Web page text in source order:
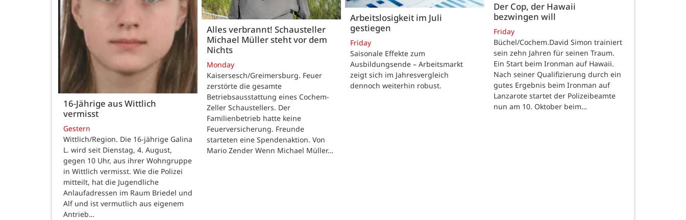
16-Jährige aus Wittlich
vermisst
Gestern
Wittlich/Region. Die 16-jährige Galina
L. wird seit Dienstag, 4. August,
gegen 10 Uhr, aus ihrer Wohngruppe
in Wittlich vermisst. Wie die Polizei
mitteilt, hat die Jugendliche
Anlaufadressen im Raum Briedel und
Alf und ist vermutlich aus eigenem
Antrieb…
Alles verbrannt! Schausteller
Michael Müller steht vor dem
Nichts
Monday
Kaisersesch/Greimersburg. Feuer
zerstörte die gesamte
Betriebsausstattung eines Cochem-
Zeller Schaustellers. Der
Familienbetrieb hatte keine
Feuerversicherung. Freunde
starteten eine Spendenaktion. Von
Mario Zender Wenn Michael Müller…
Arbeitslosigkeit im Juli
gestiegen
Friday
Saisonale Effekte zum
Ausbildungsende – Arbeitsmarkt
zeigt sich im Jahresvergleich
dennoch weiterhin robust.
Der Cop, der Hawaii
bezwingen will
Friday
Büchel/Cochem.David Simon trainiert
sein zehn Jahren für seinen Traum.
Ein Start beim Ironman auf Hawaii.
Nach seiner Qualifizierung durch ein
gutes Ergebnis beim Ironman auf
Lanzarote startet der Polizeibeamte
nun am 10. Oktober beim…